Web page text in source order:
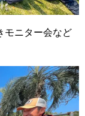
モニター会など